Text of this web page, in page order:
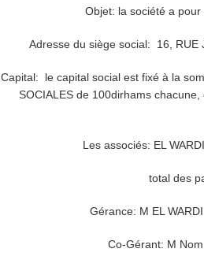
Objet: la société a pour
Adresse du siège social: 16, RUE
Capital: le capital social est fixé à la
SOCIALES de 100dirhams
Les associés: EL
total des
Gérance: M EL
Co-Gérant: M